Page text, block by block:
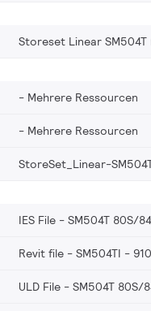
Storeset Linear SM504T
Mehrere Ressourcen
Mehrere Ressourcen
StoreSet_Linear-
IES File - SM504T 80S/
Revit file - SM504TI -
ULD File - SM504T 80S/